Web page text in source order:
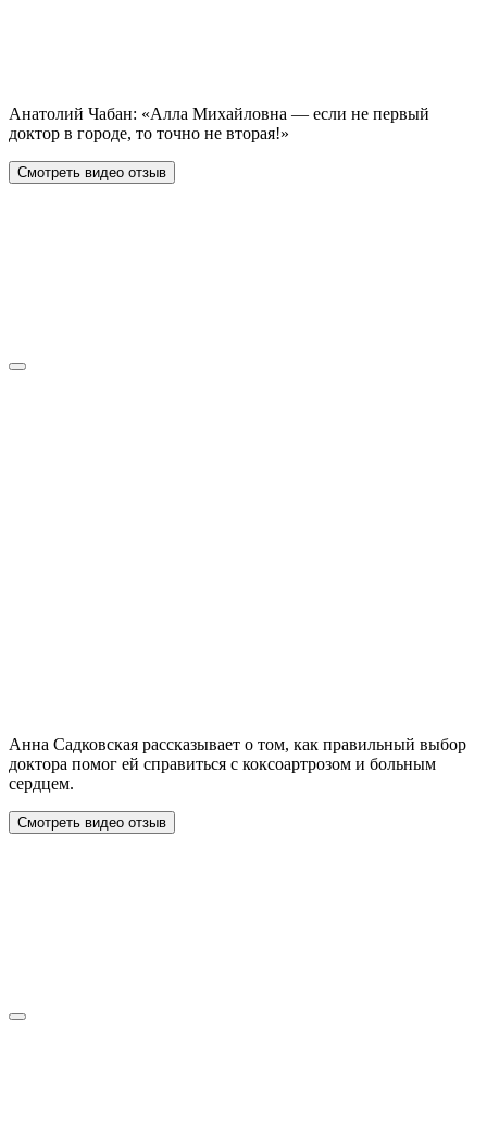
Анатолий Чабан: «Алла Михайловна — если не первый
доктор в городе, то точно не вторая!»
Смотреть видео отзыв
Анна Садковская рассказывает о том, как правильный выбор
доктора помог ей справиться с коксоартрозом и больным
сердцем.
Смотреть видео отзыв